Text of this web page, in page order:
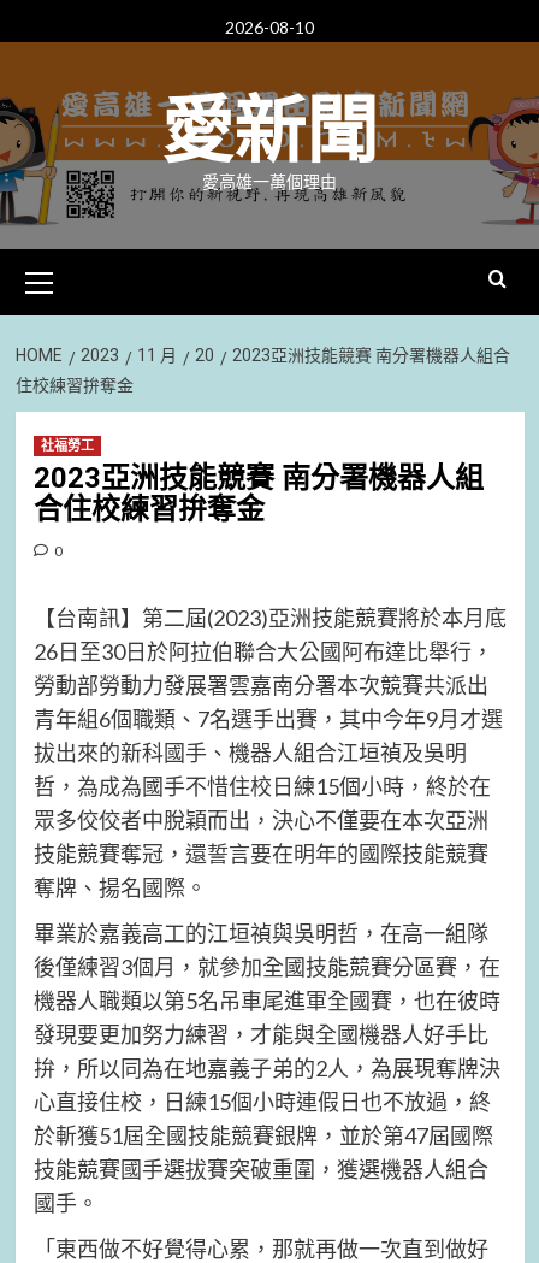
to
2026-08-10
愛新聞
愛高雄一萬個理由
Menu
HOME 2023 11 月 20
2023亞洲技能競賽 南分署機器人組合
住校練習拚奪金
社福勞工
2023亞洲技能競賽 南分署機器人組
合住校練習拚奪金
0
【台南訊】第二屆(2023)亞洲技能競賽將於本月底
26日至30日於阿拉伯聯合大公國阿布達比舉行，
勞動部勞動力發展署雲嘉南分署本次競賽共派出
青年組6個職類、7名選手出賽，其中今年9月才選
拔出來的新科國手、機器人組合江垣禎及吳明
哲，為成為國手不惜住校日練15個小時，終於在
眾多佼佼者中脫穎而出，決心不僅要在本次亞洲
技能競賽奪冠，還誓言要在明年的國際技能競賽
奪牌、揚名國際。
畢業於嘉義高工的江垣禎與吳明哲，在高一組隊
後僅練習3個月，就參加全國技能競賽分區賽，在
機器人職類以第5名吊車尾進軍全國賽，也在彼時
發現要更加努力練習，才能與全國機器人好手比
拚，所以同為在地嘉義子弟的2人，為展現奪牌決
心直接住校，日練15個小時連假日也不放過，終
於斬獲51屆全國技能競賽銀牌，並於第47屆國際
技能競賽國手選拔賽突破重圍，獲選機器人組合
國手。
「東西做不好覺得心累，那就再做一次直到做好